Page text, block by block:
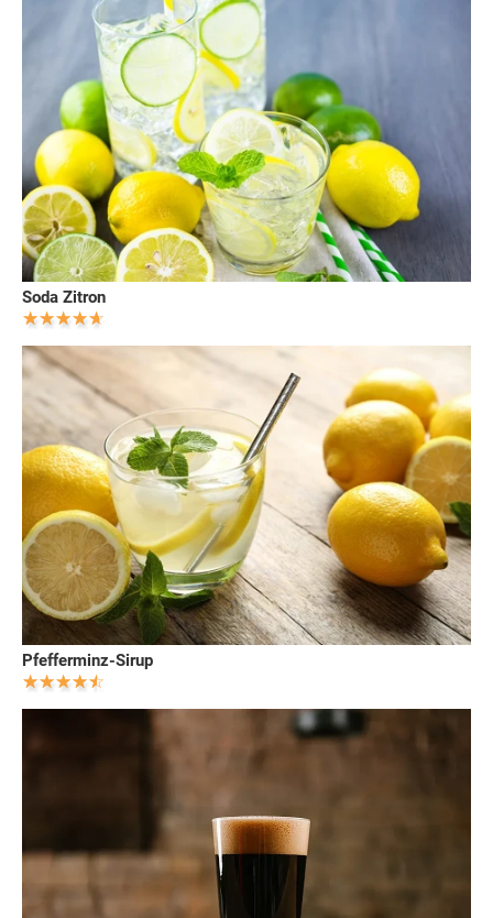
Soda Zitron
Pfefferminz-Sirup